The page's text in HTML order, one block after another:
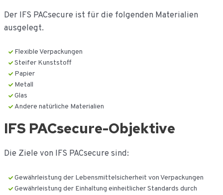
Der IFS PACsecure ist für die folgenden Materialien
ausgelegt.
Flexible Verpackungen
Steifer Kunststoff
Papier
Metall
Glas
Andere natürliche Materialien
IFS PACsecure-Objektive
Die Ziele von IFS PACsecure sind:
Gewährleistung der Lebensmittelsicherheit von Verpackungen
Gewährleistung der Einhaltung einheitlicher Standards durch